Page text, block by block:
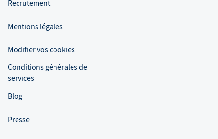
Recrutement
Mentions légales
Modifier vos cookies
Conditions générales de
services
Blog
Presse